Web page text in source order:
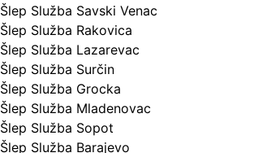
Šlep Služba Savski Venac
Šlep Služba Rakovica
Šlep Služba Lazarevac
Šlep Služba Surčin
Šlep Služba Grocka
Šlep Služba Mladenovac
Šlep Služba Sopot
Šlep Služba Barajevo